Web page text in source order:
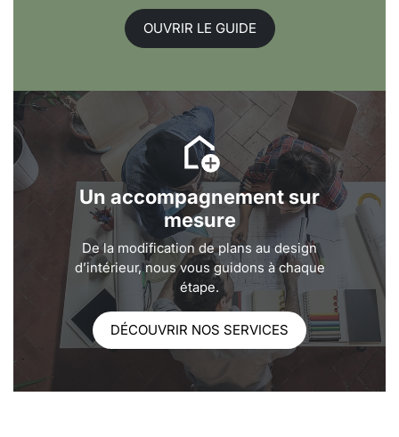
OUVRIR LE GUIDE
Un accompagnement sur
mesure
De la modification de plans au design
d’intérieur, nous vous guidons à chaque
étape.
DÉCOUVRIR NOS SERVICES